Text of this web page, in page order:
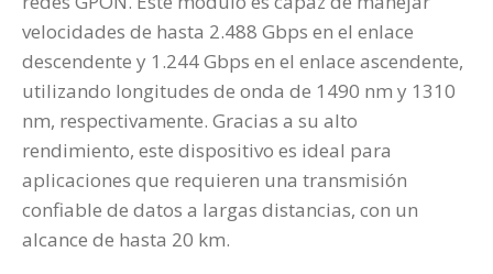
velocidades de hasta 2.488 Gbps en el enlace
descendente y 1.244 Gbps en el enlace ascendente,
utilizando longitudes de onda de 1490 nm y 1310
nm, respectivamente. Gracias a su alto
rendimiento, este dispositivo es ideal para
aplicaciones que requieren una transmisión
confiable de datos a largas distancias, con un
alcance de hasta 20 km.